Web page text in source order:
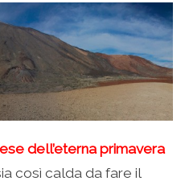
dell’eterna primavera
così calda da fare il